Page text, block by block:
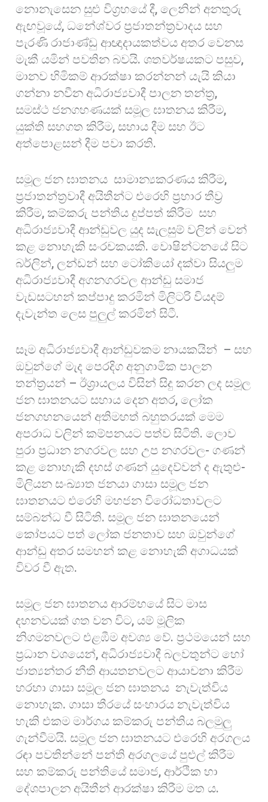
නොනැසෙන සුළු විග්‍රහයේ දී, ලෙනින් අනතුරු
ඇඟවූයේ, ධනේශ්වර ප්‍රජාතන්ත්‍රවාදය සහ
පැරණි රාජාණ්ඩු ආඥාදායකත්වය අතර වෙනස
මැකී යමින් පවතින බවයි. ශතවර්ෂයකට පසුව,
මානව හිමිකම් ආරක්ෂා කරන්නන් යැයි කියා
ගන්නා නවීන අධිරාජ්‍යවාදී පාලන තන්ත්‍ර,
සමස්ථ ජනගහණයක් සමූල ඝාතනය කිරීම,
යුක්ති සහගත කිරීම, සහාය දීම සහ ඊට
අත්පොළසන් දීම පවා කරති.
සමූල ජන ඝාතනය සාමාන්‍යකරණය කිරීම,
ප්‍රජාතන්ත්‍රවාදී අයිතීන්ට එරෙහි ප්‍රහාර තීව්‍ර
කිරීම, කම්කරු පන්තිය දුප්පත් කිරීම සහ
අධිරාජ්‍යවාදී ආන්ඩුවල යුද සැලසුම් වලින් වෙන්
කළ නොහැකි සංරචකයකි. වොෂින්ටනයේ සිට
බර්ලින්, ලන්ඩන් සහ ටෝකියෝ දක්වා සියලුම
අධිරාජ්‍යවාදී අගනගරවල ආන්ඩු සමාජ
වැඩසටහන් කප්පාදු කරමින් මිලිටරි වියදම්
දැවැන්ත ලෙස පුලුල් කරමින් සිටී.
සෑම අධිරාජ්‍යවාදී ආන්ඩුවකම නායකයින් – සහ
ඔවුන්ගේ මැද පෙරදිග අනුගාමික පාලන
තන්ත්‍රයන් – ඊශ්‍රායලය විසින් සිදු කරන ලද සමූල
ජන ඝාතනයට සහාය දෙන අතර, ලෝක
ජනගහනයෙන් අතිමහත් බහුතරයක් මෙම
අපරාධ වලින් කම්පනයට පත්ව සිටිති. ලොව
පුරා ප්‍රධාන නගරවල සහ උප නගරවල- ගණන්
කළ නොහැකි දහස් ගණන් යුදෙව්වන් ද ඇතුළු-
මිලියන සංඛ්‍යාත ජනයා ගාසා සමූල ජන
ඝාතනයට එරෙහි මහජන විරෝධතාවලට
සම්බන්ධ වී සිටිති. සමූල ජන ඝාතනයෙන්
කෝපයට පත් ලෝක ජනතාව සහ ඔවුන්ගේ
ආන්ඩු අතර සමහන් කළ නොහැකි අගාධයක්
විවර වී ඇත.
සමූල ජන ඝාතනය ආරම්භයේ සිට මාස
දහනවයක් ගත වන විට, යම් මූලික
නිගමනවලට එළඹීම අවශ්‍ය වේ. ප්‍රථමයෙන් සහ
ප්‍රධාන වශයෙන්, අධිරාජ්‍යවාදී බලවතුන්ට හෝ
ජාත්‍යන්තර නීති ආයතනවලට ආයාචනා කිරීම
හරහා ගාසා සමූල ජන ඝාතනය නැවැත්විය
නොහැක. ගාසා තීරයේ සංහාරය නැවැත්විය
හැකි එකම මාර්ගය කම්කරු පන්තිය බලමුලු
ගැන්වීමයි. සමූල ජන ඝාතනයට එරෙහි අරගලය
රඳා පවතින්නේ පන්ති අරගලයේ පුළුල් කිරීම
සහ කම්කරු පන්තියේ සමාජ, ආර්ථික හා
දේශපාලන අයිතීන් ආරක්ෂා කිරීම මත ය.